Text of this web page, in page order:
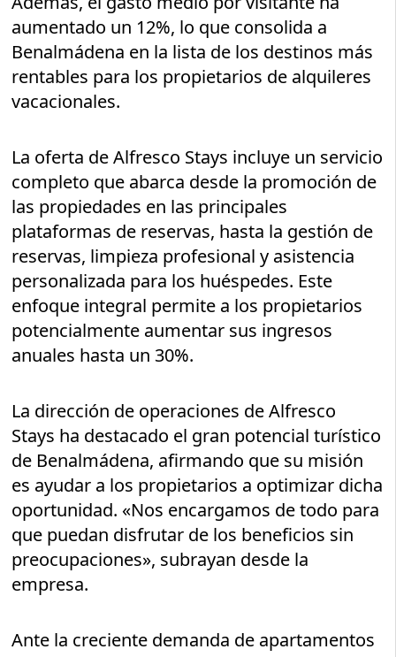
aumentado un 12%, lo que consolida a
Benalmádena en la lista de los destinos más
rentables para los propietarios de alquileres
vacacionales.
La oferta de Alfresco Stays incluye un servicio
completo que abarca desde la promoción de
las propiedades en las principales
plataformas de reservas, hasta la gestión de
reservas, limpieza profesional y asistencia
personalizada para los huéspedes. Este
enfoque integral permite a los propietarios
potencialmente aumentar sus ingresos
anuales hasta un 30%.
La dirección de operaciones de Alfresco
Stays ha destacado el gran potencial turístico
de Benalmádena, afirmando que su misión
es ayudar a los propietarios a optimizar dicha
oportunidad. «Nos encargamos de todo para
que puedan disfrutar de los beneficios sin
preocupaciones», subrayan desde la
empresa.
Ante la creciente demanda de apartamentos